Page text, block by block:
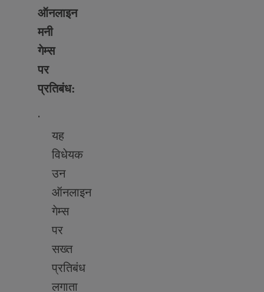
ऑनलाइन
मनी
गेम्स
पर
प्रतिबंध:
·
यह
विधेयक
उन
ऑनलाइन
गेम्स
पर
सख्त
प्रतिबंध
लगाता